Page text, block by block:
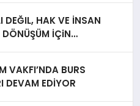
DEĞIL, HAK VE İNSAN
DÖNÜŞÜM İÇiN
VAKFI’NDA BURS
DEVAM EDİYOR